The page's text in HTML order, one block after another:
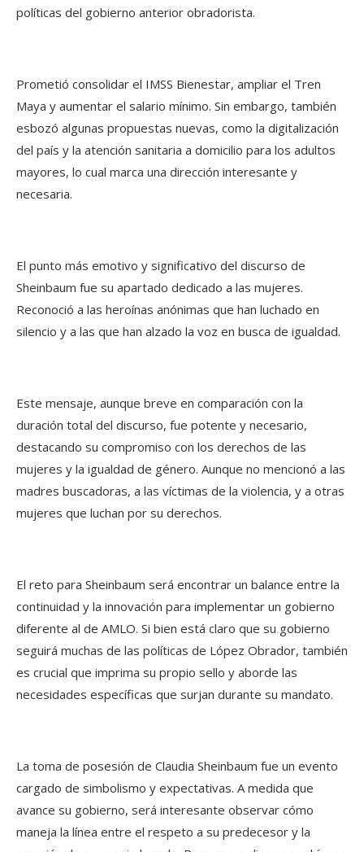
políticas del gobierno anterior obradorista.
Prometió consolidar el IMSS Bienestar, ampliar el Tren
Maya y aumentar el salario mínimo. Sin embargo, también
esbozó algunas propuestas nuevas, como la digitalización
del país y la atención sanitaria a domicilio para los adultos
mayores, lo cual marca una dirección interesante y
necesaria.
El punto más emotivo y significativo del discurso de
Sheinbaum fue su apartado dedicado a las mujeres.
Reconoció a las heroínas anónimas que han luchado en
silencio y a las que han alzado la voz en busca de igualdad.
Este mensaje, aunque breve en comparación con la
duración total del discurso, fue potente y necesario,
destacando su compromiso con los derechos de las
mujeres y la igualdad de género. Aunque no mencionó a las
madres buscadoras, a las víctimas de la violencia, y a otras
mujeres que luchan por su derechos.
El reto para Sheinbaum será encontrar un balance entre la
continuidad y la innovación para implementar un gobierno
diferente al de AMLO. Si bien está claro que su gobierno
seguirá muchas de las políticas de López Obrador, también
es crucial que imprima su propio sello y aborde las
necesidades específicas que surjan durante su mandato.
La toma de posesión de Claudia Sheinbaum fue un evento
cargado de simbolismo y expectativas. A medida que
avance su gobierno, será interesante observar cómo
maneja la línea entre el respeto a su predecesor y la